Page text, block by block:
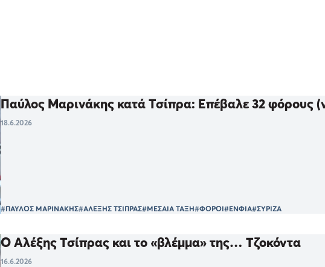
Παύλος Μαρινάκης κατά Τσίπρα: Επέβαλε 32 φόρους
18.6.2026
#ΠΑΥΛΟΣ ΜΑΡΙΝΑΚΗΣ#ΑΛΕΞΗΣ ΤΣΙΠΡΑΣ#ΜΕΣΑΙΑ ΤΑΞΗ#ΦΟΡΟΙ#ΕΝΦΙΑ#ΣΥΡΙΖΑ
Ο Αλέξης Τσίπρας και το «βλέμμα» της… Τζοκόντα
16.6.2026